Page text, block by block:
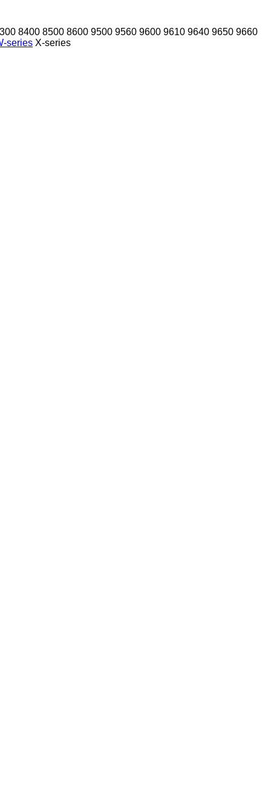
8400 8500 8600 9500 9560 9600 9610 9640 9650 9660
series X-series